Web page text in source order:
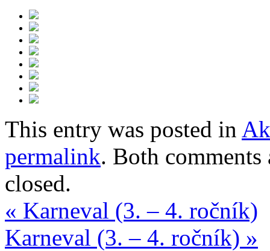
This entry was posted in
permalink. Both
closed.
« Karneval (3. – 4. ročník)
Karneval (3. – 4. ročník) »